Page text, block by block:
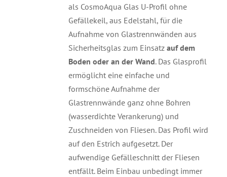
als CosmoAqua Glas U-Profil ohne
Gefällekeil, aus Edelstahl, für die
Aufnahme von Glastrennwänden aus
Sicherheitsglas zum Einsatz auf dem
Boden oder an der Wand. Das Glasprofil
ermöglicht eine einfache und
formschöne Aufnahme der
Glastrennwände ganz ohne Bohren
(wasserdichte Verankerung) und
Zuschneiden von Fliesen. Das Profil wird
auf den Estrich aufgesetzt. Der
aufwendige Gefälleschnitt der Fliesen
entfällt. Beim Einbau unbedingt immer